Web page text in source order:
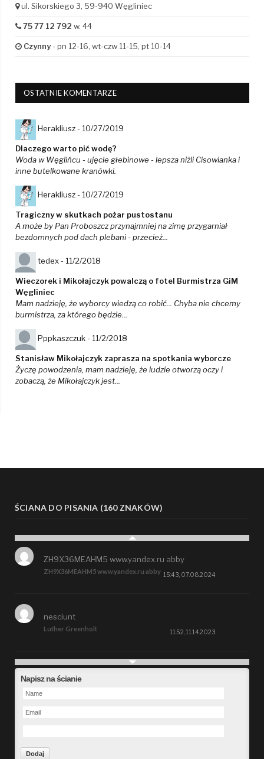
ul. Sikorskiego 3, 59-940 Węgliniec
75 77 12 792 w. 44
Czynny- pn 12-16, wt-czw 11-15, pt 10-14
OSTATNIE KOMENTARZE
Herakliusz - 10/27/2019
Dlaczego warto pić wodę?
Woda w Węglińcu - ujęcie głebinowe - lepsza niżli Cisowianka i
inne butelkowane kranówki.
Herakliusz - 10/27/2019
Tragiczny w skutkach pożar pustostanu
A może by Pan Proboszcz przynajmniej na zimę przygarniał
bezdomnych pod dach plebani - przecież...
tedex - 11/2/2018
Wieczorek i Mikołajczyk powalczą o fotel Burmistrza GiM
Węgliniec
Mam nadzieję, że wyborcy wiedzą co robić... Chyba nie chcemy
burmistrza, za którego będzie...
Pppkaszczuk - 11/2/2018
Stanisław Mikołajczyk zaprasza na spotkania wyborcze
Życzę powodzenia, mam nadzieję, że ludzie otworzą oczy i
zobaczą, że Mikołajczyk jest...
ŚCIANA DO PISANIA (160 ZNAKÓW)
ZH9X36MEAHM5 www.yandex.ru abby
ZH9X36MEAHM5 www.yandex.ru abby
15:43, 07.08.2024
Luther Greenholt
nesciunt
11:52, 11.14.2023
Future
Napisz na ścianie